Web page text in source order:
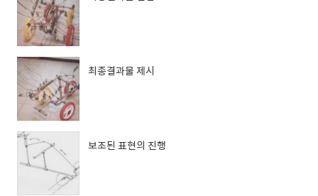
최종결과물 제시
보조된 표현의 진행